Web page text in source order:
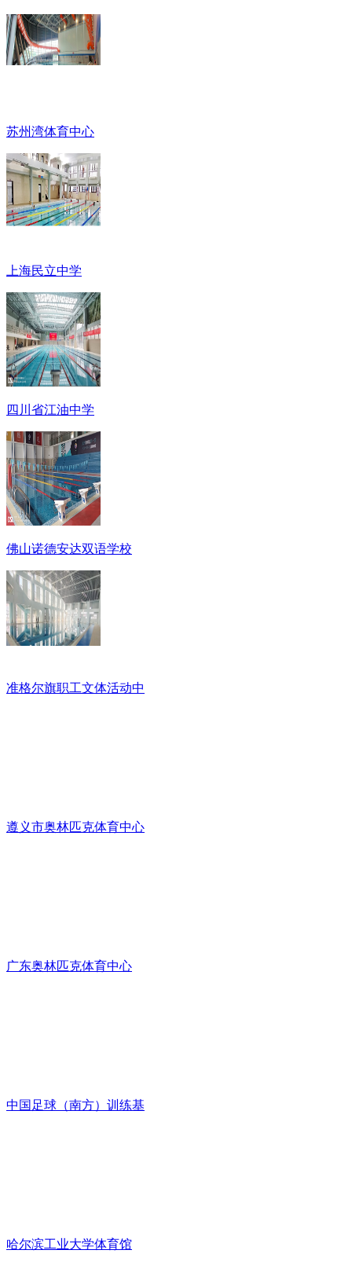
苏州湾体育中心
上海民立中学
四川省江油中学
佛山诺德安达双语学校
准格尔旗职工文体活动中
遵义市奥林匹克体育中心
广东奥林匹克体育中心
中国足球（南方）训练基
哈尔滨工业大学体育馆